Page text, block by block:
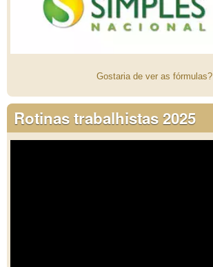
Gostaria de ver as fórmulas?
Rotinas trabalhistas 2025